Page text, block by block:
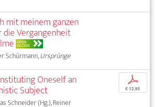
mit meinem ganzen
die Vergangenheit
OPEN
ACCESS
Schürmann,Ursprünge
Oneself an
Subject
Schneider (Hg.), Reiner
p
€ 12,95